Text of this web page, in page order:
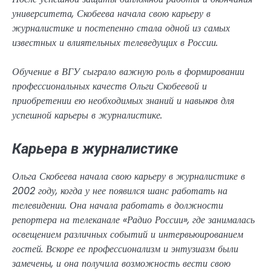
университета, Скобеева начала свою карьеру в
журналистике и постепенно стала одной из самых
известных и влиятельных телеведущих в России.
Обучение в ВГУ сыграло важную роль в формировании
профессиональных качеств Ольги Скобеевой и
приобретении ею необходимых знаний и навыков для
успешной карьеры в журналистике.
Карьера в журналистике
Ольга Скобеева начала свою карьеру в журналистике в
2002 году, когда у нее появился шанс работать на
телевидении. Она начала работать в должности
репортера на телеканале «Радио России», где занималась
освещением различных событий и интервьюированием
гостей. Вскоре ее профессионализм и энтузиазм были
замечены, и она получила возможность вести свою